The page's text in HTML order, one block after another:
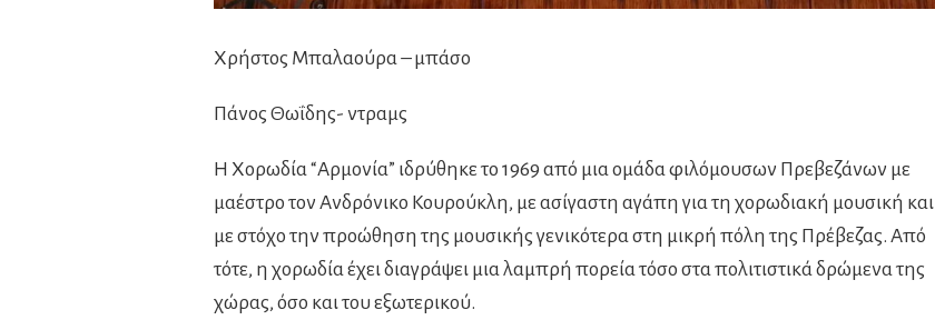
Χρήστος Μπαλαούρα – μπάσο
Πάνος Θωΐδης- ντραμς
Η Χορωδία “Αρμονία” ιδρύθηκε το 1969 από μια ομάδα φιλόμουσων Πρεβεζάνων με
μαέστρο τον Ανδρόνικο Κουρούκλη, με ασίγαστη αγάπη για τη χορωδιακή μουσική και
με στόχο την προώθηση της μουσικής γενικότερα στη μικρή πόλη της Πρέβεζας. Από
τότε, η χορωδία έχει διαγράψει μια λαμπρή πορεία τόσο στα πολιτιστικά δρώμενα της
χώρας, όσο και του εξωτερικού.